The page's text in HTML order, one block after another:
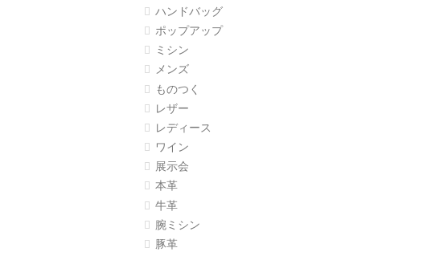
ハンドバッグ
ポップアップ
ミシン
メンズ
ものつく
レザー
レディース
ワイン
展示会
本革
牛革
腕ミシン
豚革